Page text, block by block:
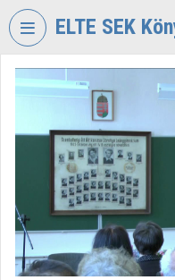
Fejléc kihagyása
ELTE SEK
VIDEO
ELTE
SAVARIA
KÖNYVTÁR
ÉS
LEVÉLTÁR
Intézményi kezdőlap